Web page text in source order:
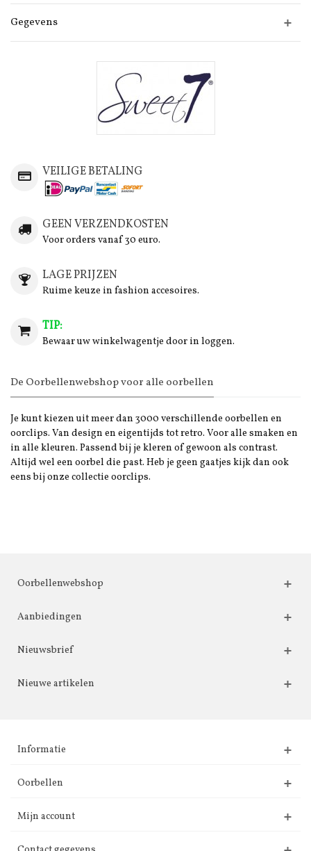
Gegevens
VEILIGE BETALING
GEEN VERZENDKOSTEN
Voor orders vanaf 30 euro.
LAGE PRIJZEN
Ruime keuze in fashion accesoires.
TIP:
Bewaar uw winkelwagentje door in loggen.
De Oorbellenwebshop voor alle oorbellen
Je kunt kiezen uit meer dan 3000 verschillende oorbellen en
oorclips. Van design en eigentijds tot retro. Voor alle smaken en
in alle kleuren. Passend bij je kleren of gewoon als contrast.
Altijd wel een oorbel die past. Heb je geen gaatjes kijk dan ook
eens bij onze collectie oorclips.
Oorbellenwebshop
Aanbiedingen
Nieuwsbrief
Nieuwe artikelen
Informatie
Oorbellen
Mijn account